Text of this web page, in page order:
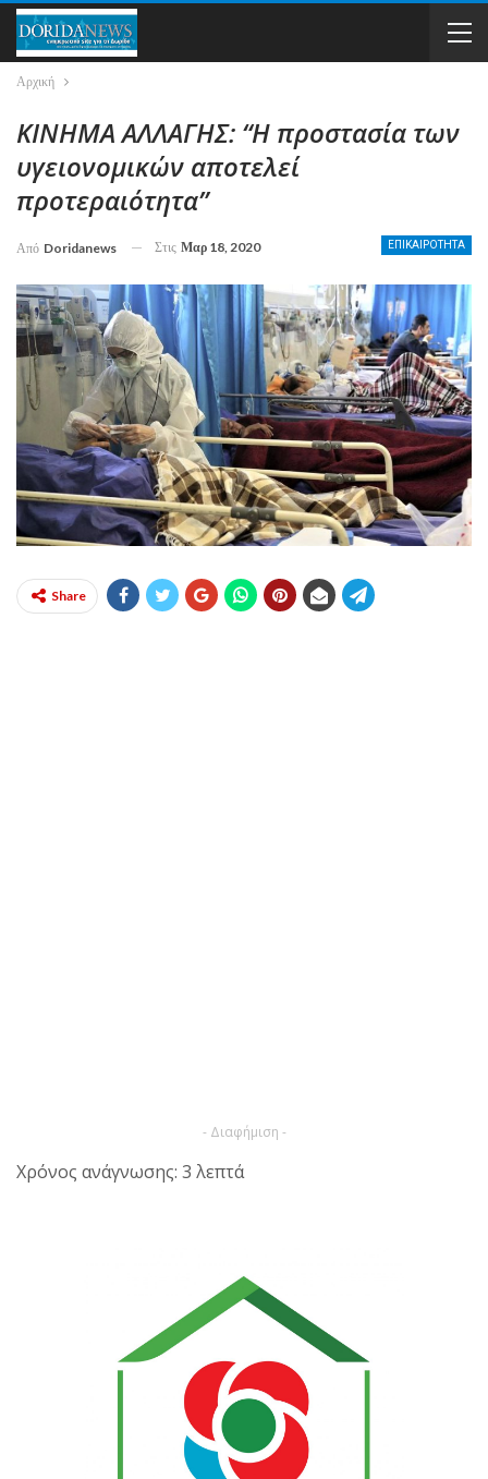
Αρχική
ΚΙΝΗΜΑ ΑΛΛΑΓΗΣ: “Η προστασία των
υγειονομικών αποτελεί
προτεραιότητα”
ΕΠΙΚΑΙΡΟΤΗΤΑ
Από Doridanews Στις Μαρ 18, 2020
Share
- Διαφήμιση -
Χρόνος ανάγνωσης: 3 λεπτά